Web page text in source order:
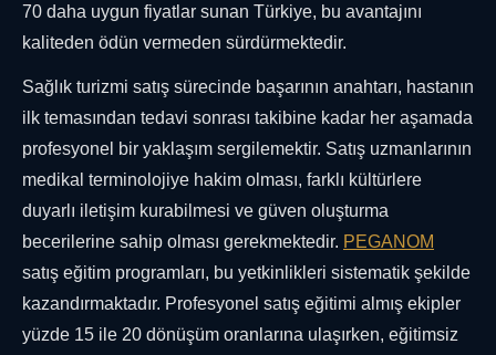
70 daha uygun fiyatlar sunan Türkiye, bu avantajını
kaliteden ödün vermeden sürdürmektedir.
Sağlık turizmi satış sürecinde başarının anahtarı, hastanın
ilk temasından tedavi sonrası takibine kadar her aşamada
profesyonel bir yaklaşım sergilemektir. Satış uzmanlarının
medikal terminolojiye hakim olması, farklı kültürlere
duyarlı iletişim kurabilmesi ve güven oluşturma
becerilerine sahip olması gerekmektedir. PEGANOM
satış eğitim programları, bu yetkinlikleri sistematik şekilde
kazandırmaktadır. Profesyonel satış eğitimi almış ekipler
yüzde 15 ile 20 dönüşüm oranlarına ulaşırken, eğitimsiz